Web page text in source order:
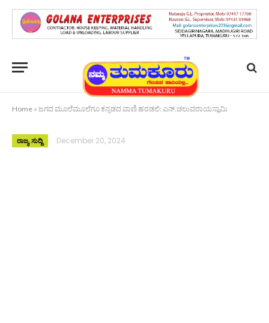
Home » ಜಗದ ಮೂಲೆಮೂಲೆಗೂ ಕನ್ನಡದ ವಾಣಿ ಹರಡಲಿ: ಎನ್.ಚಲುವರಾಯಸ್ವಾಮಿ
ರಾಜ್ಯ ಸುದ್ದಿ December 20, 2024